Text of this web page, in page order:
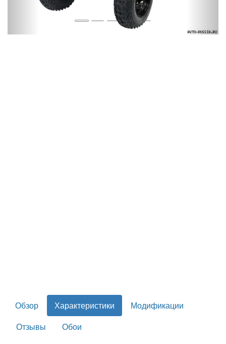
Обзор Характеристики
Модификации
Отзывы
Обои